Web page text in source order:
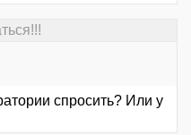
спросить? Или у